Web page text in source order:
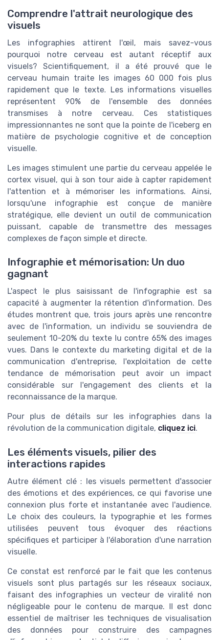
Comprendre l'attrait neurologique des
visuels
Les infographies attirent l'œil, mais savez-vous
pourquoi notre cerveau est autant réceptif aux
visuels? Scientifiquement, il a été prouvé que le
cerveau humain traite les images 60 000 fois plus
rapidement que le texte. Les informations visuelles
représentent 90% de l'ensemble des données
transmises à notre cerveau. Ces statistiques
impressionnantes ne sont que la pointe de l'iceberg en
matière de psychologie cognitive et de conception
visuelle.
Les images stimulent une partie du cerveau appelée le
cortex visuel, qui à son tour aide à capter rapidement
l'attention et à mémoriser les informations. Ainsi,
lorsqu'une infographie est conçue de manière
stratégique, elle devient un outil de communication
puissant, capable de transmettre des messages
complexes de façon simple et directe.
Infographie et mémorisation: Un duo
gagnant
L'aspect le plus saisissant de l'infographie est sa
capacité à augmenter la rétention d'information. Des
études montrent que, trois jours après une rencontre
avec de l'information, un individu se souviendra de
seulement 10-20% du texte lu contre 65% des images
vues. Dans le contexte du marketing digital et de la
communication d'entreprise, l'exploitation de cette
tendance de mémorisation peut avoir un impact
considérable sur l'engagement des clients et la
reconnaissance de la marque.
Pour plus de détails sur les infographies dans la
révolution de la communication digitale, cliquez ici.
Les éléments visuels, pilier des
interactions rapides
Autre élément clé : les visuels permettent d'associer
des émotions et des expériences, ce qui favorise une
connexion plus forte et instantanée avec l'audience.
Le choix des couleurs, la typographie et les formes
utilisées peuvent tous évoquer des réactions
spécifiques et participer à l'élaboration d'une narration
visuelle.
Ce constat est renforcé par le fait que les contenus
visuels sont plus partagés sur les réseaux sociaux,
faisant des infographies un vecteur de viralité non
négligeable pour le contenu de marque. Il est donc
essentiel de maîtriser les techniques de visualisation
des données pour construire des campagnes